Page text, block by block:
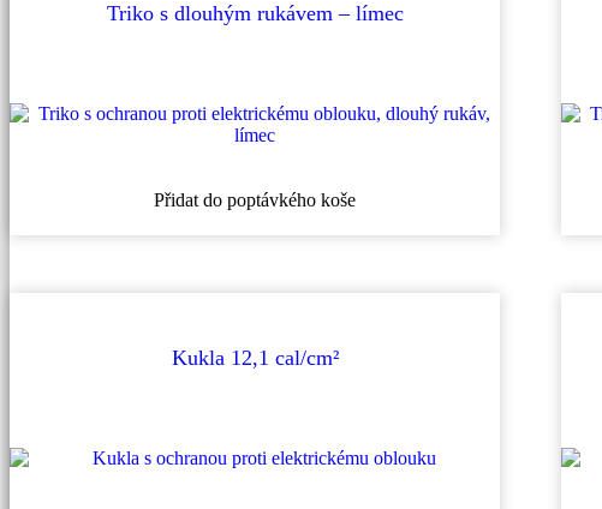
Triko s dlouhým rukávem – límec
Přidat do poptávkého košeTento
má
Kukla 12,1 cal/cm²